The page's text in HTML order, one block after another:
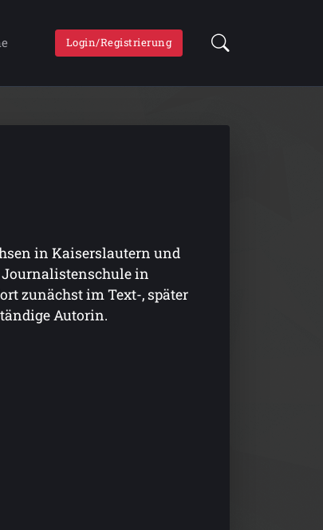
Login/Registrierung
in Kaiserslautern und
Journalistenschule in
zunächst im Text-, später
Autorin.